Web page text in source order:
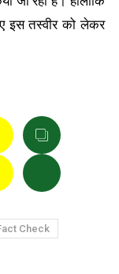
इस तस्वीर को लेकर
Check